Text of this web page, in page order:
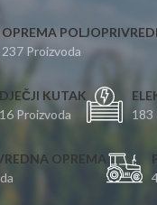
OPREMA
237 Proizvoda
DJEČJI KUTAK
16 Proizvoda
183
OPREMA